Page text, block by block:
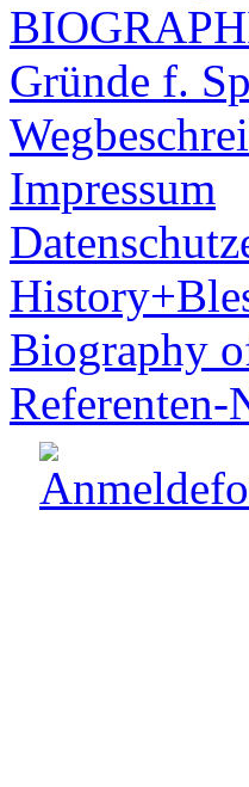
Gründe f.
Impressum
Biography
Referenten-